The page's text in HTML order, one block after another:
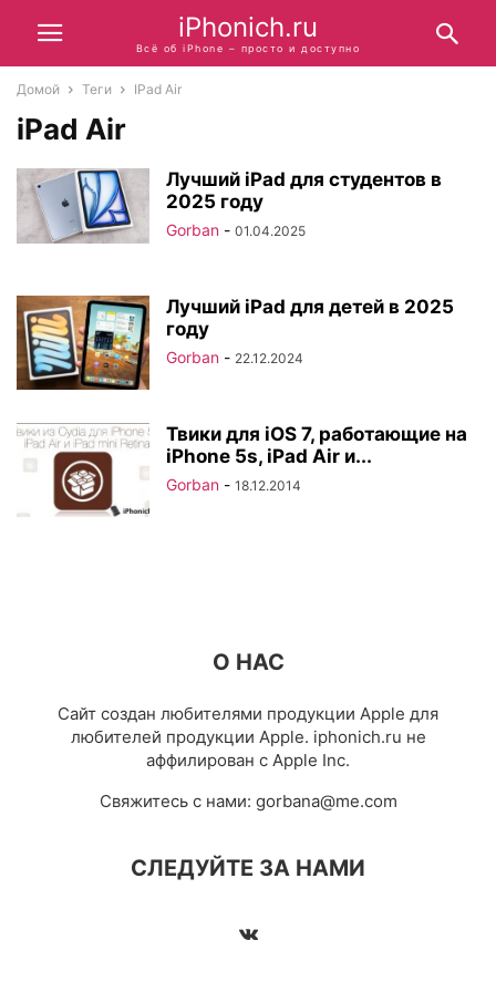
iPhonich.ru
Всё об iPhone – просто и доступно
Домой Теги IPad Air
iPad Air
Лучший iPad для студентов в
2025 году
Gorban - 01.04.2025
Лучший iPad для детей в 2025
году
Gorban - 22.12.2024
Твики для iOS 7, работающие на
iPhone 5s, iPad Air и...
Gorban - 18.12.2014
О НАС
Сайт создан любителями продукции Apple для
любителей продукции Apple. iphonich.ru не
аффилирован с Apple Inc.
Свяжитесь с нами: gorbana@me.com
СЛЕДУЙТЕ ЗА НАМИ